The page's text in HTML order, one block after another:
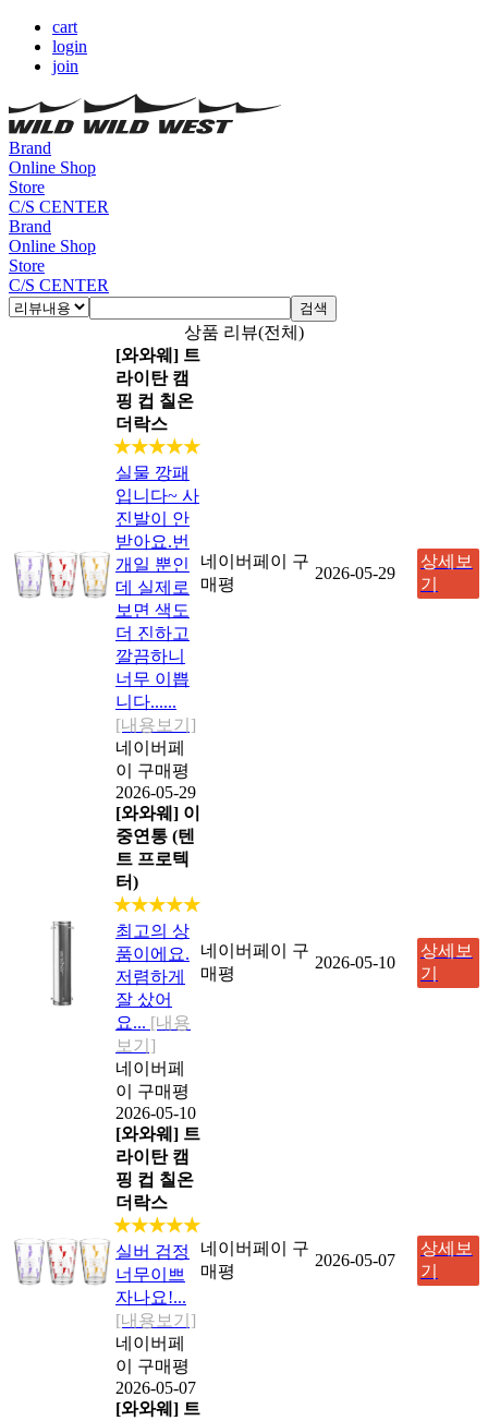
cart
login
join
Brand
Online Shop
Store
C/S CENTER
Brand
Online Shop
Store
C/S CENTER
검색
상품 리뷰(전체)
[와와웨] 트
라이탄 캠
핑 컵 칠온
더락스
★★★★★
실물 깡패
입니다~ 사
진발이 안
받아요.번
개일 뿐인
데 실제로
보면 색도
더 진하고
깔끔하니
너무 이쁩
니다......
[내용보기]
네이버페
이 구매평
2026-05-29
네이버페이 구
매평
2026-05-29
상세보
기
[와와웨] 이
중연통 (텐
트 프로텍
터)
★★★★★
최고의 상
품이에요.
저렴하게
잘 샀어
요... [내용
보기]
네이버페
이 구매평
2026-05-10
네이버페이 구
매평
2026-05-10
상세보
기
[와와웨] 트
라이탄 캠
핑 컵 칠온
더락스
★★★★★
실버 검정
너무이쁘
자나요!...
[내용보기]
네이버페
이 구매평
2026-05-07
네이버페이 구
매평
2026-05-07
상세보
기
[와와웨] 트